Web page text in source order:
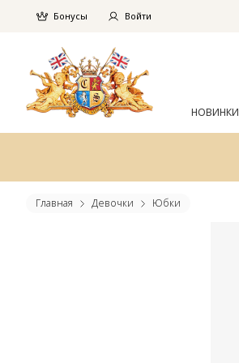
Бонусы Войти
НОВИНКИ
Главная Девочки Юбки